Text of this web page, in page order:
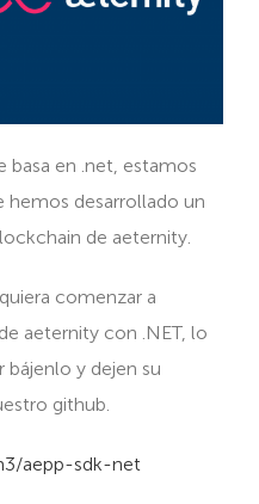
en .net, estamos
hemos desarrollado un
de aeternity.
comenzar a
aeternity con .NET, lo
bájenlo y dejen su
github.
aepp-sdk-net